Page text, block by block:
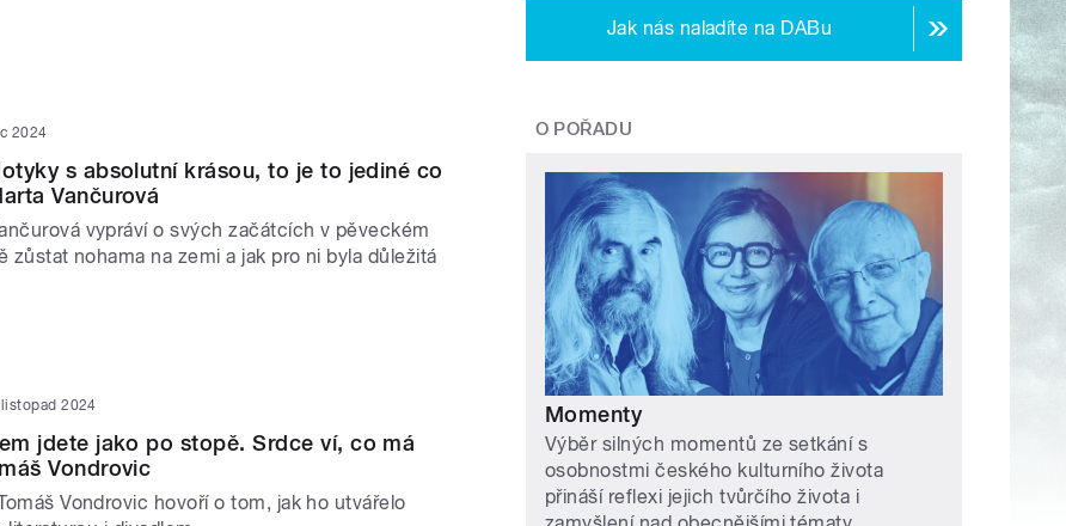
2024
s absolutní krásou, to je to jediné co
Vančurová
vypráví o svých začátcích v pěveckém
zůstat nohama na zemi a jak pro ni byla důležitá
2024
jdete jako po stopě. Srdce ví, co má
Vondrovic
Vondrovic hovoří o tom, jak ho utvářelo
Jak nás naladíte na DABu
O POŘADU
Momenty
Výběr silných momentů ze setkání s
osobnostmi českého kulturního života
přináší reflexi jejich tvůrčího života i